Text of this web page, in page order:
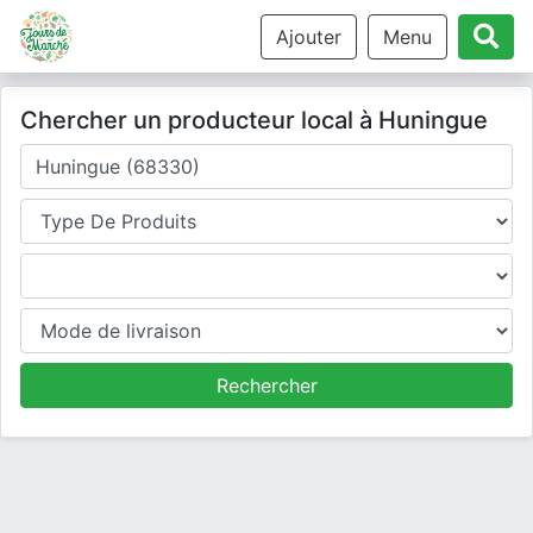
Ajouter Menu
Chercher un producteur local à Huningue
Où cherchez-vous un producteur ?
Type de produits
Produits
Mode de livraison
Rechercher